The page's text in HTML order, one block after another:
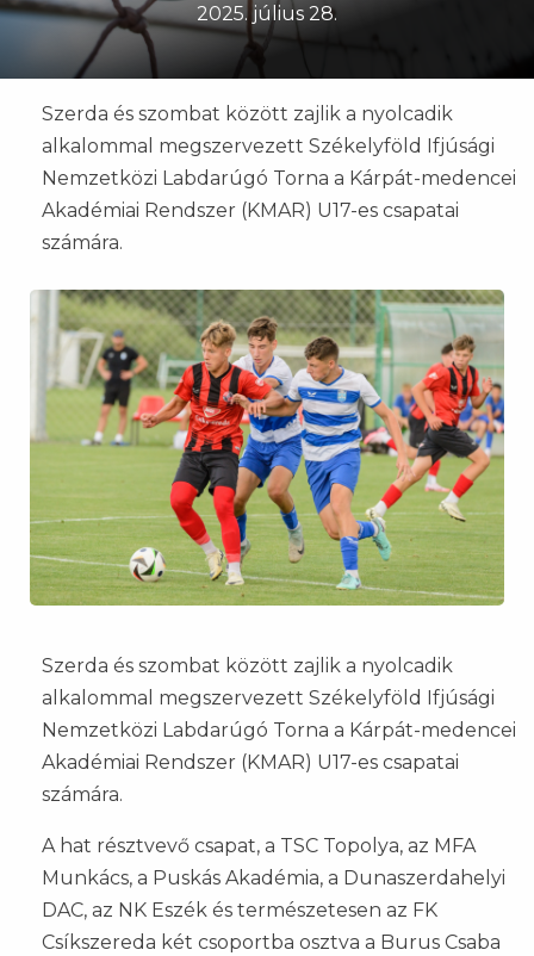
2025. július 28.
Szerda és szombat között zajlik a nyolcadik
alkalommal megszervezett Székelyföld Ifjúsági
Nemzetközi Labdarúgó Torna a Kárpát-medencei
Akadémiai Rendszer (KMAR) U17-es csapatai
számára.
Szerda és szombat között zajlik a nyolcadik
alkalommal megszervezett Székelyföld Ifjúsági
Nemzetközi Labdarúgó Torna a Kárpát-medencei
Akadémiai Rendszer (KMAR) U17-es csapatai
számára.
A hat résztvevő csapat, a TSC Topolya, az MFA
Munkács, a Puskás Akadémia, a Dunaszerdahelyi
DAC, az NK Eszék és természetesen az FK
Csíkszereda két csoportba osztva a Burus Csaba